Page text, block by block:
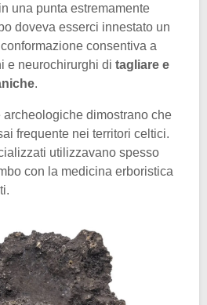
una punta estremamente
doveva esserci innestato un
consentiva a
e neurochirurghi di tagliare e
.
archeologiche dimostrano che
frequente nei territori celtici.
utilizzavano spesso
con la medicina erboristica